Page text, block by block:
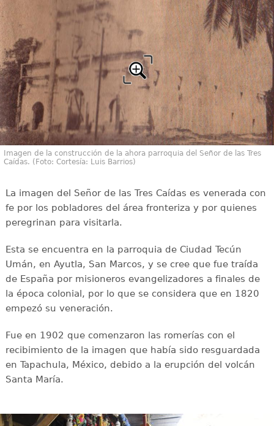
Imagen de la construcción de la ahora parroquia del Señor de las Tres
Caídas. (Foto: Cortesía: Luis Barrios)
La imagen del Señor de las Tres Caídas es venerada con
fe por los pobladores del área fronteriza y por quienes
peregrinan para visitarla.
Esta se encuentra en la parroquia de Ciudad Tecún
Umán, en Ayutla, San Marcos, y se cree que fue traída
de España por misioneros evangelizadores a finales de
la época colonial, por lo que se considera que en 1820
empezó su veneración.
Fue en 1902 que comenzaron las romerías con el
recibimiento de la imagen que había sido resguardada
en Tapachula, México, debido a la erupción del volcán
Santa María.